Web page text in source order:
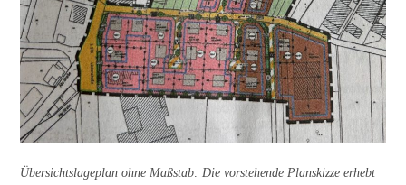
Übersichtslageplan ohne Maßstab: Die vorstehende Planskizze erhebt